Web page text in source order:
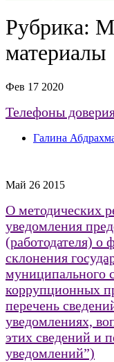
Рубрика:
материалы
Фев 17 2020
Телефоны
Галина
Май 26 2015
О методических
уведомления
(работодателя) о
склонения
муниципального
коррупционных
перечень
уведомлениях,
этих сведений и
уведомлений”)